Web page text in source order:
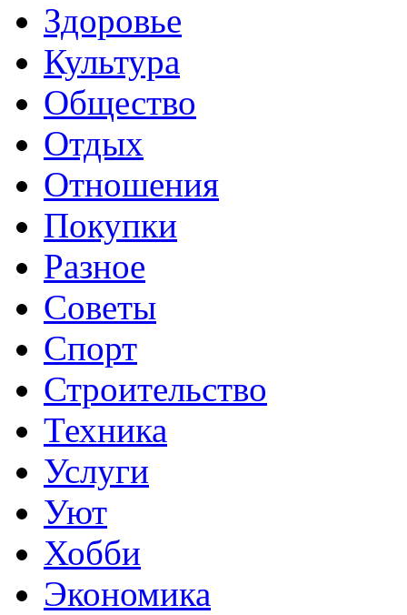
Здоровье
Культура
Общество
Отдых
Отношения
Покупки
Разное
Советы
Спорт
Строительство
Техника
Услуги
Уют
Хобби
Экономика